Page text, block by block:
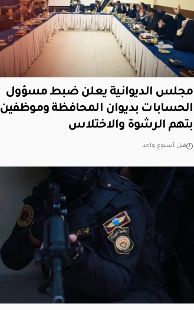
مجلس الديوانية يعلن ضبط مسؤول
الحسابات بديوان المحافظة وموظفين
بتهم الرشوة والاختلاس
قبل أسبوع واحد